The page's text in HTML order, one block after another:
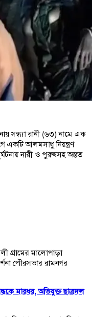
সন্ধ্যা রানী (৬৩) নামে এক
একটি আলমসাধু নিয়ন্ত্রণ
নারী ও পুরুষসহ অন্তত
গ্রামের মালোপাড়া
পৌরসভার রামনগর
মারধর, অভিযুক্ত ছাত্রদল